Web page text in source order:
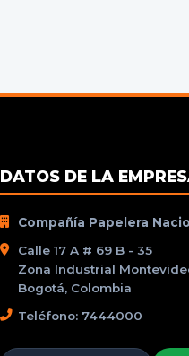
DATOS DE LA
Compañía Papelera
Calle 17 A # 69 B - 35
Zona Industrial
Bogotá, Colombia
Teléfono: 7444000